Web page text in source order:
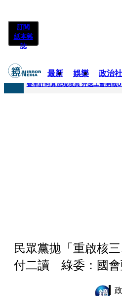
訂閱
紙本雜
誌
最新 娛樂 政治
快訊
疊單計時算法現歧異 外送工會開戰
民眾黨拋「重啟核
付二讀 綠委：國會